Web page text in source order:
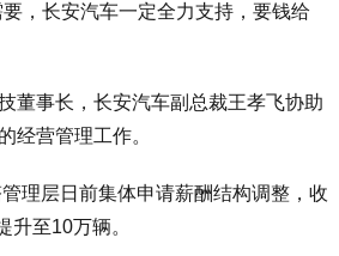
，长安汽车一定全力支持，要钱给
董事长，长安汽车副总裁王孝飞协助
经营管理工作。
理层日前集体申请薪酬结构调整，收
至10万辆。